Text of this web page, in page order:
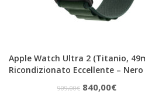
Apple Watch Ultra 2 (Titanio,
Ricondizionato Eccellente – Nero
909,00€ Il
840,00€Il